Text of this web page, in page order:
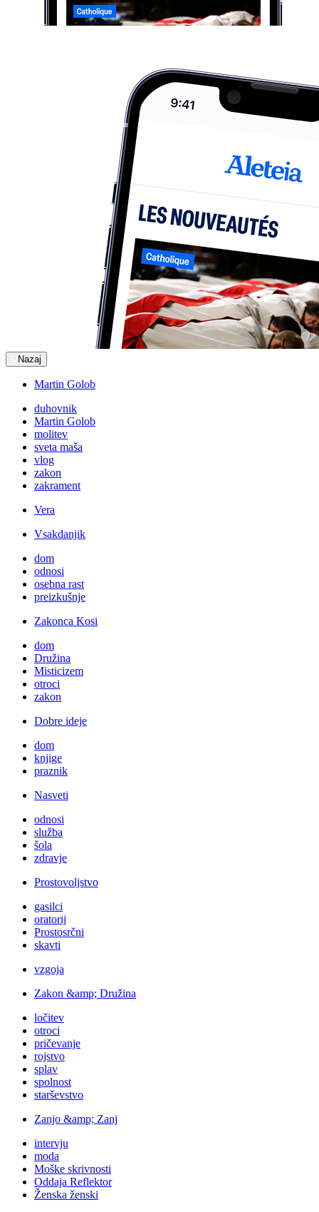
Nazaj
Martin Golob
duhovnik
Martin Golob
molitev
sveta maša
vlog
zakon
zakrament
Vera
Vsakdanjik
dom
odnosi
osebna rast
preizkušnje
Zakonca Kosi
dom
Družina
Misticizem
otroci
zakon
Dobre ideje
dom
knjige
praznik
Nasveti
odnosi
služba
šola
zdravje
Prostovoljstvo
gasilci
oratorij
Prostosrčni
skavti
vzgoja
Zakon &amp; Družina
ločitev
otroci
pričevanje
rojstvo
splav
spolnost
starševstvo
Zanjo &amp; Zanj
intervju
moda
Moške skrivnosti
Oddaja Reflektor
Ženska ženski